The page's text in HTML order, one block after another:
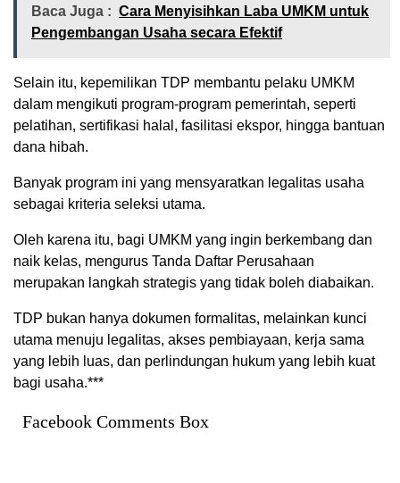
Baca Juga : Cara Menyisihkan Laba UMKM untuk
Pengembangan Usaha secara Efektif
Selain itu, kepemilikan TDP membantu pelaku UMKM
dalam mengikuti program-program pemerintah, seperti
pelatihan, sertifikasi halal, fasilitasi ekspor, hingga bantuan
dana hibah.
Banyak program ini yang mensyaratkan legalitas usaha
sebagai kriteria seleksi utama.
Oleh karena itu, bagi UMKM yang ingin berkembang dan
naik kelas, mengurus Tanda Daftar Perusahaan
merupakan langkah strategis yang tidak boleh diabaikan.
TDP bukan hanya dokumen formalitas, melainkan kunci
utama menuju legalitas, akses pembiayaan, kerja sama
yang lebih luas, dan perlindungan hukum yang lebih kuat
bagi usaha.***
Facebook Comments Box